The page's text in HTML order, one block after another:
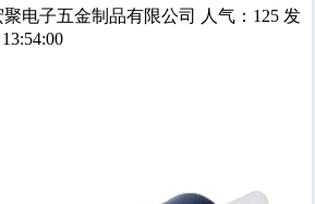
电子五金制品有限公司 人气：125 发